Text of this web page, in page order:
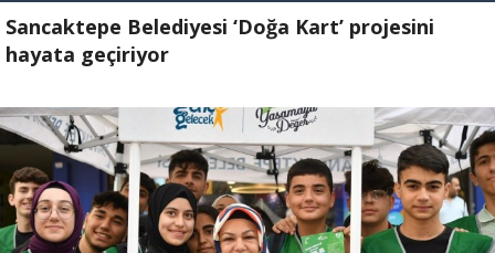
Sancaktepe Belediyesi ‘Doğa Kart’ projesini
hayata geçiriyor